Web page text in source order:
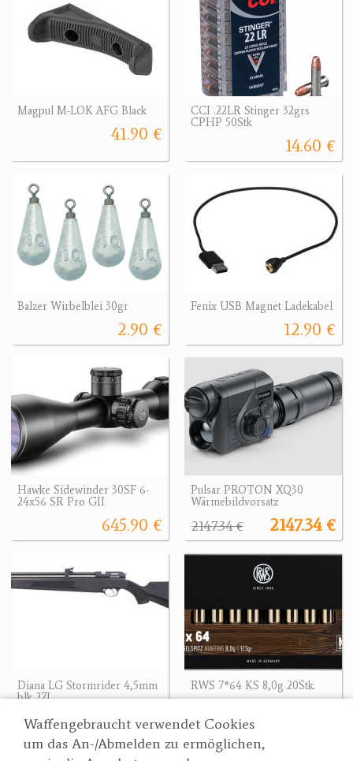
Waffengebraucht verwendet Cookies
um das An-/Abmelden zu ermöglichen,
Magpul M-LOK AFG Black
41.90 €
CCI .22LR Stinger 32grs
CPHP 50Stk
14.60 €
Balzer Wirbelblei 30gr
2.90 €
Fenix USB Magnet Ladekabel
12.90 €
Hawke Sidewinder 30SF 6-
24x56 SR Pro GII
645.90 €
Pulsar PROTON XQ30
Wärmebildvorsatz
2147.34 €
2147.34 €
Diana LG Stormrider 4,5mm
blk 27J
204 €
204 €
RWS 7*64 KS 8,0g 20Stk.